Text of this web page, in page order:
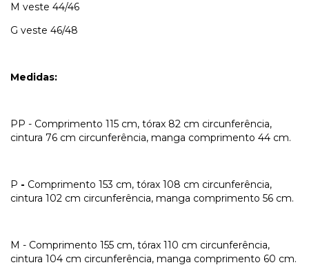
M veste 44/46
G veste 46/48
Medidas:
PP - Comprimento 115 cm, tórax 82 cm circunferência,
cintura 76 cm circunferência, manga comprimento 44 cm.
P - Comprimento 153 cm, tórax 108 cm circunferência,
cintura 102 cm circunferência, manga comprimento 56 cm.
M - Comprimento 155 cm, tórax 110 cm circunferência,
cintura 104 cm circunferência, manga comprimento 60 cm.